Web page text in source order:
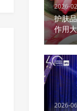
2026-
护肤
作用
2026-